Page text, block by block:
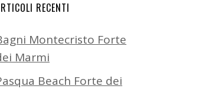
RECENTI
Montecristo Forte
Marmi
Beach Forte dei